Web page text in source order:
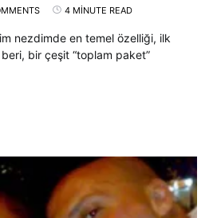
4 MINUTE READ
nezdimde en temel özelliği, ilk
beri, bir çeşit “toplam paket”